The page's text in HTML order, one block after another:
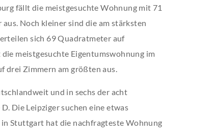
fällt die meistgesuchte Wohnung mit 71
Noch kleiner sind die am stärksten
sich 69 Quadratmeter auf
meistgesuchte Eigentumswohnung im
drei Zimmern am größten aus.
und in sechs der acht
Die Leipziger suchen eine etwas
Stuttgart hat die nachfragteste Wohnung